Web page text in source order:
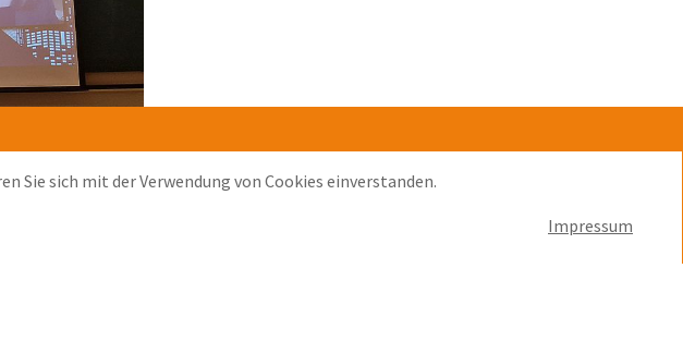
Sie sich mit der Verwendung von Cookies einverstanden.
Impressum